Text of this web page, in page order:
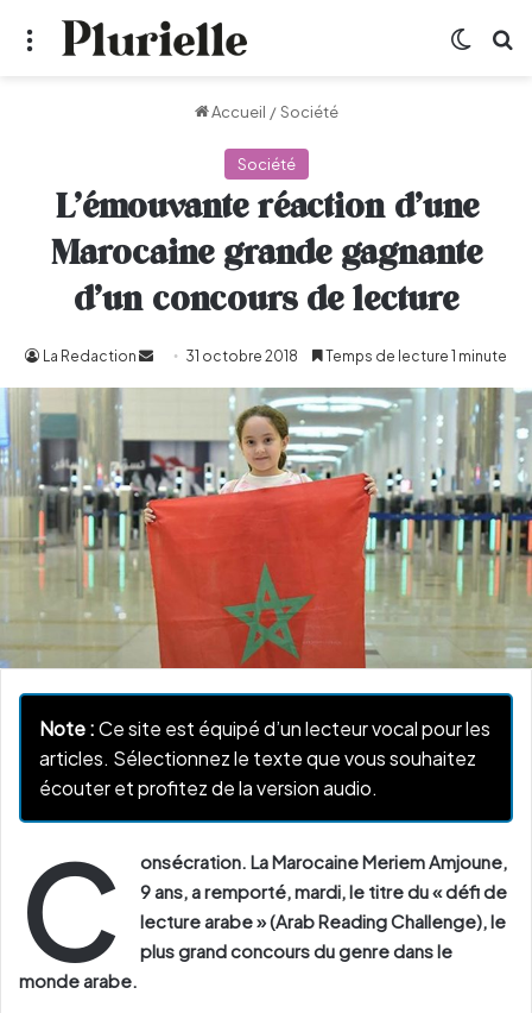
Menu
Accueil / Société
Société
L’émouvante réaction d’une
Marocaine grande gagnante
d’un concours de lecture
La Redaction
Envoyer
un
31 octobre 2018 Temps de lecture 1 minute
Note :Ce site est équipé d’un lecteur vocal pour les
articles. Sélectionnez le texte que vous souhaitez
écouter et profitez de la version audio.
C
onsécration. La Marocaine Meriem Amjoune,
9 ans, a remporté, mardi, le titre du « défi de
lecture arabe » (Arab Reading Challenge), le
plus grand concours du genre dans le
monde arabe.